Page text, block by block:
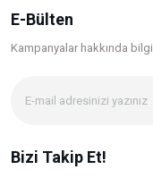
E-Bülten
Kampanyalar hakkında bilgi
Bizi Takip Et!